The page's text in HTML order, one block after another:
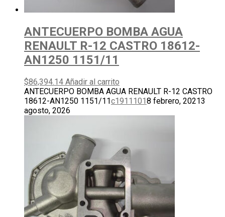
ANTECUERPO BOMBA AGUA
RENAULT R-12 CASTRO 18612-
AN1250 1151/11
$86,394.14 Añadir al carrito
ANTECUERPO BOMBA AGUA RENAULT R-12 CASTRO
18612-AN1250 1151/11c19111018 febrero, 20213
agosto, 2026